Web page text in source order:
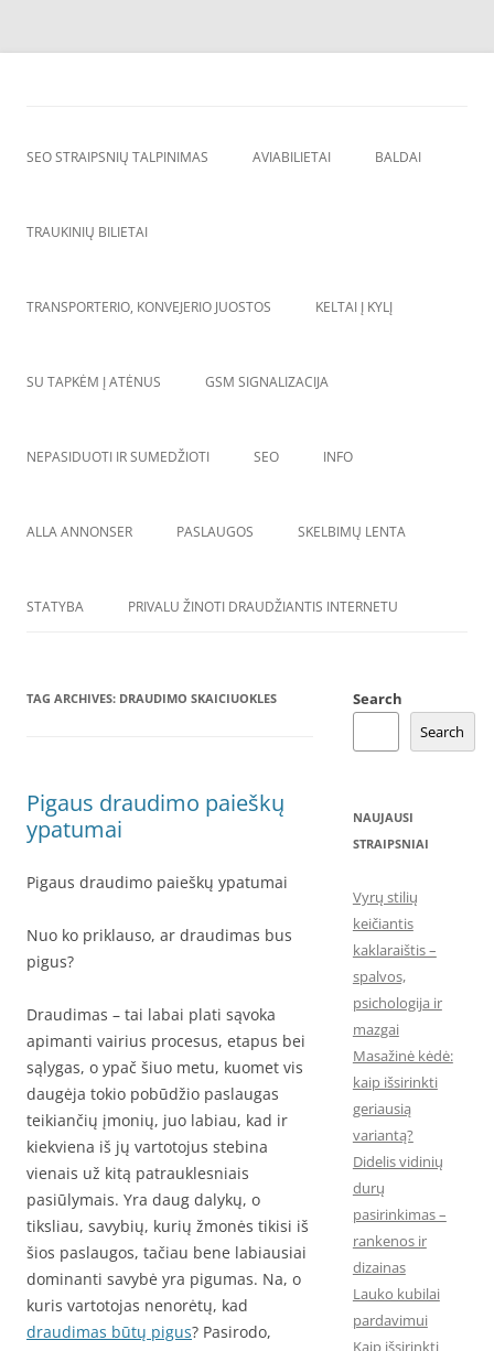
Skip
SEO STRAIPSNIŲ TALPINIMAS AVIABILIETAI BALDAI
TRAUKINIŲ BILIETAI
TRANSPORTERIO, KONVEJERIO JUOSTOS KELTAI Į KYLĮ
SU TAPKĖM Į ATĖNUS GSM SIGNALIZACIJA
NEPASIDUOTI IR SUMEDŽIOTI SEO INFO
ALLA ANNONSER PASLAUGOS SKELBIMŲ LENTA
STATYBA PRIVALU ŽINOTI DRAUDŽIANTIS INTERNETU
TAG ARCHIVES: DRAUDIMO SKAICIUOKLES
Pigaus draudimo paieškų
ypatumai
Pigaus draudimo paieškų ypatumai
Nuo ko priklauso, ar draudimas bus
pigus?
Draudimas – tai labai plati sąvoka
apimanti vairius procesus, etapus bei
sąlygas, o ypač šiuo metu, kuomet vis
daugėja tokio pobūdžio paslaugas
teikiančių įmonių, juo labiau, kad ir
kiekviena iš jų vartotojus stebina
vienais už kitą patrauklesniais
pasiūlymais. Yra daug dalykų, o
tiksliau, savybių, kurių žmonės tikisi iš
šios paslaugos, tačiau bene labiausiai
dominanti savybė yra pigumas. Na, o
kuris vartotojas nenorėtų, kad
draudimas būtų pigus? Pasirodo,
Search
Search
NAUJAUSI
STRAIPSNIAI
Vyrų stilių
keičiantis
kaklaraištis –
spalvos,
psichologija ir
mazgai
Masažinė kėdė:
kaip išsirinkti
geriausią
variantą?
Didelis vidinių
durų
pasirinkimas –
rankenos ir
dizainas
Lauko kubilai
pardavimui
Kaip išsirinkti